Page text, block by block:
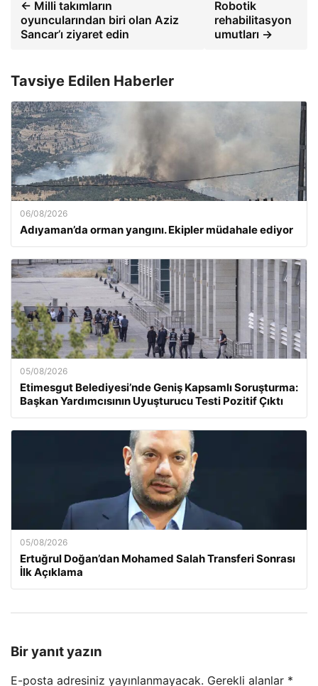
← Milli takımların
oyuncularından biri olan Aziz
Sancar’ı ziyaret edin
Robotik
rehabilitasyon
umutları →
Tavsiye Edilen Haberler
06/08/2026
Adıyaman’da orman yangını. Ekipler müdahale ediyor
05/08/2026
Etimesgut Belediyesi’nde Geniş Kapsamlı Soruşturma:
Başkan Yardımcısının Uyuşturucu Testi Pozitif Çıktı
05/08/2026
Ertuğrul Doğan’dan Mohamed Salah Transferi Sonrası
İlk Açıklama
Bir yanıt yazın
E-posta adresiniz yayınlanmayacak. Gerekli alanlar *